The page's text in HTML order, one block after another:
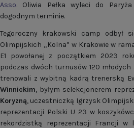
Asso. Oliwia Pełka wyleci do
dogodnym terminie.
Tegoroczny krakowski camp odbył
Olimpijskich „Kolna” w Krakowie w
E1 powołanej z początkiem 2023
podczas dwóch turnusów 120
trenowali z wybitną kadrą trenerską
Winnickim, byłym selekcjonerem
Koryzną, uczestniczką Igrzysk
reprezentacji Polski U 23 w
rekordzistką reprezentacji Francji w